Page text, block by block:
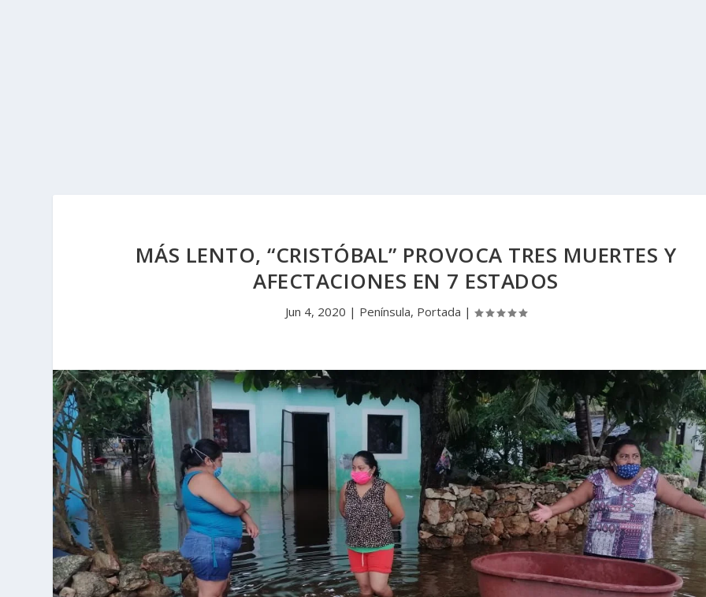
MÁS LENTO, “CRISTÓBAL” PROVOCA TRES MUERTES Y
AFECTACIONES EN 7 ESTADOS
Jun 4, 2020 | Península, Portada |